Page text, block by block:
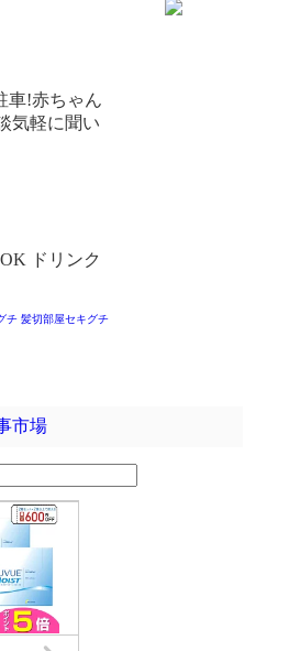
車!赤ちゃん
気軽に聞い
ドリンク
チ 髪切部屋セキグチ
市場